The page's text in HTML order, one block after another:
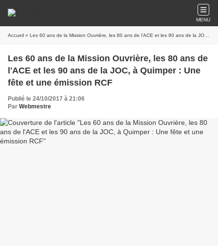
MENU
Accueil » Les 60 ans de la Mission Ouvrière, les 80 ans de l'ACE et les 90 ans de la JOC, à Quimper : Une fête et une émission RCF
Les 60 ans de la Mission Ouvrière, les 80 ans de
l'ACE et les 90 ans de la JOC, à Quimper : Une
fête et une émission RCF
Publié le 24/10/2017 à 21:06
Par Webmestre